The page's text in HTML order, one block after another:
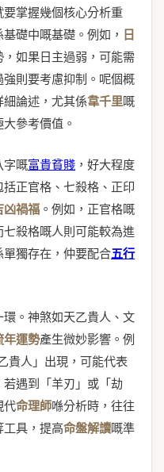
要掌握幾個核心分析重
礎中嘅基礎。例如， 日
如果日主過弱，可能需
則要考慮抑制。呢個概
細論述，尤其係韋千里嘅
參考價值。
字嘅富貴貧賤 ，好大程度
正官格、七殺格、正印
凶禍福 。例如，正官格嘅
殺格嘅人則可能較為進
獨存在，仲要配合五行
。神煞如天乙貴人、文
年運勢產生微妙影響。例
貴人」出現，可能代表
遇到「羊刃」或「劫
代命理師喺分析時，往往
工具，提高命盤解讀嘅準